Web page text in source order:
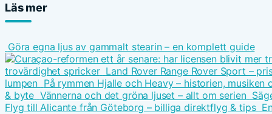
Läs mer
Göra egna ljus av gammalt stearin – en komplett guide
trovärdighet spricker Land Rover Range Rover Sport –
lumpen På rymmen Hjalle och Heavy – historien, musiken
& byte Vännerna och det gröna ljuset – allt om serien
Flyg till Alicante från Göteborg – billiga direktflyg & tips